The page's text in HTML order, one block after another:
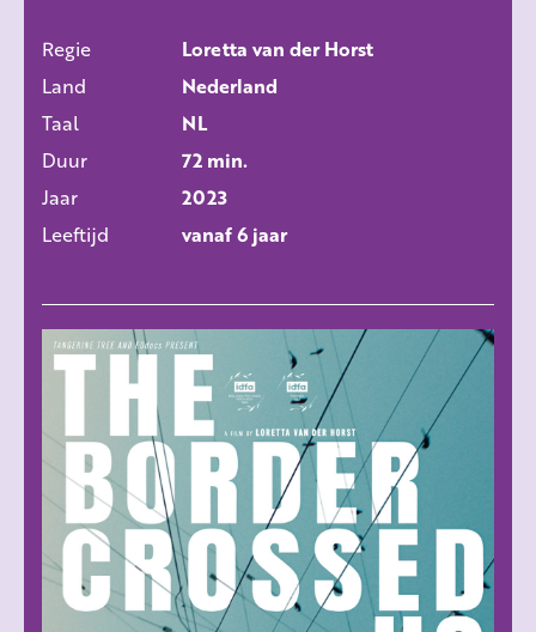
Regie
Loretta van der Horst
Land
Nederland
Taal
NL
Duur
72 min.
Jaar
2023
Leeftijd
vanaf 6 jaar